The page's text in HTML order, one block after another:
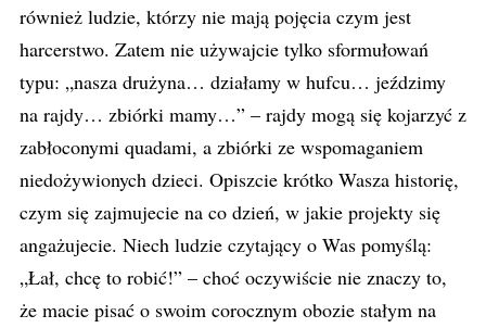
również ludzie, którzy nie mają pojęcia czym jest
harcerstwo. Zatem nie używajcie tylko sformułowań
typu: „nasza drużyna… działamy w hufcu… jeździmy
na rajdy… zbiórki mamy…” – rajdy mogą się kojarzyć z
zabłoconymi quadami, a zbiórki ze wspomaganiem
niedożywionych dzieci. Opiszcie krótko Wasza historię,
czym się zajmujecie na co dzień, w jakie projekty się
angażujecie. Niech ludzie czytający o Was pomyślą:
„Łał, chcę to robić!” – choć oczywiście nie znaczy to,
że macie pisać o swoim corocznym obozie stałym na